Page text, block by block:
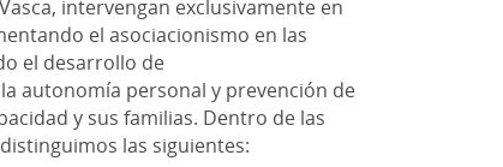
intervengan exclusivamente en
el asociacionismo en las
el desarrollo de
autonomía personal y prevención de
y sus familias. Dentro de las
las siguientes: